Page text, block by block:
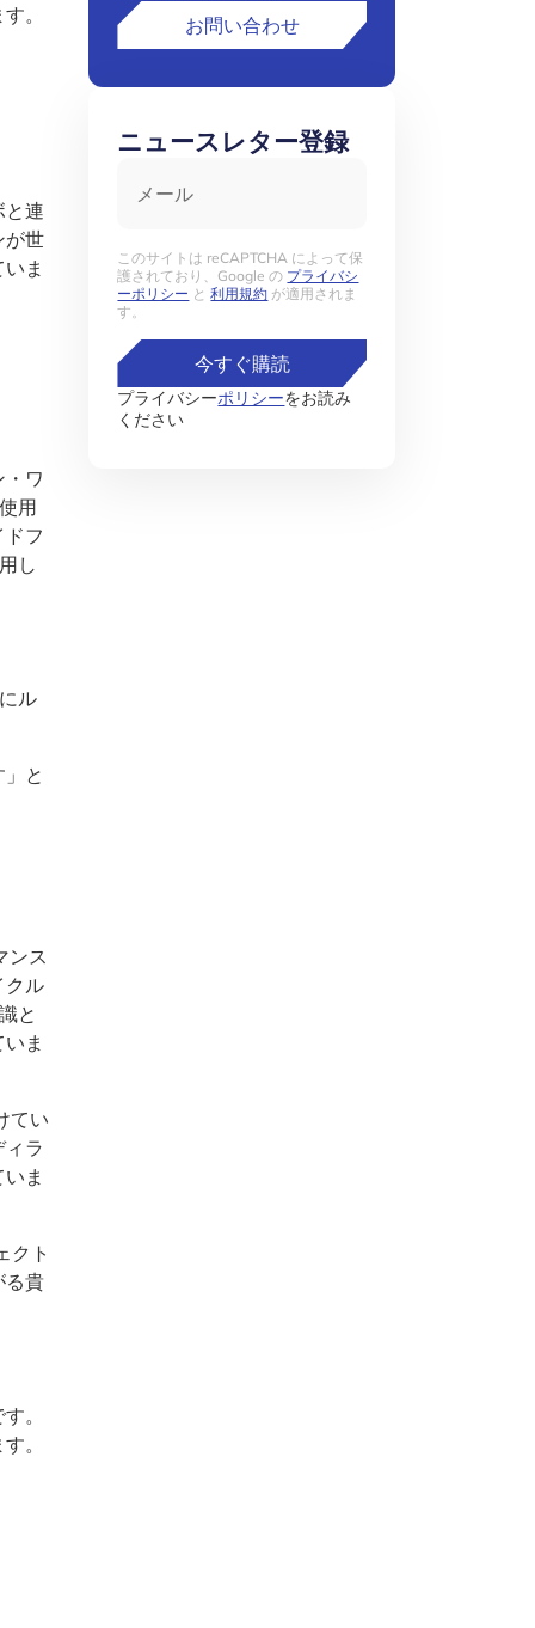
。
と連
が世
ま
ワ
用
フ
し
ル
と
ンス
クル
と
ま
てい
ラ
ま
クト
る貴
。
。
お問い合わせ
ニュースレター登録
このサイトは reCAPTCHA によって保
護されており、Google の プライバシ
ーポリシー と利用規約 が適用されま
す。
今すぐ購読
プライバシーポリシーをお読み
ください